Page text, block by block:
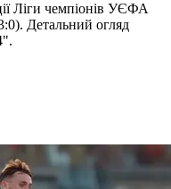
Ліги чемпіонів УЄФА
Детальний огляд